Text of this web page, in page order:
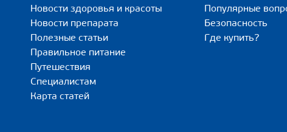
Новости здоровья и красоты
Новости препарата
Полезные статьи
Правильное питание
Путешествия
Специалистам
Карта статей
Популярные
Безопасность
Где купить?